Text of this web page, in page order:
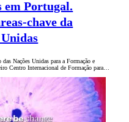
em Portugal.
chave da
Nações Unidas para a Formação e
Centro Internacional de Formação para…